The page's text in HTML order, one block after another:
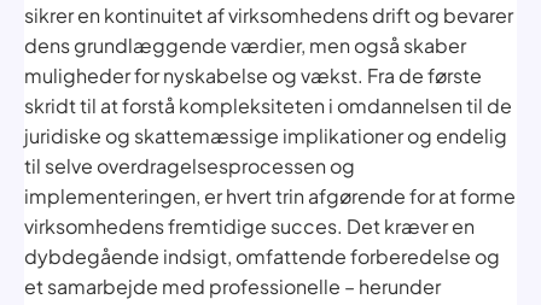
sikrer en kontinuitet af virksomhedens drift og bevarer
dens grundlæggende værdier, men også skaber
muligheder for nyskabelse og vækst. Fra de første
skridt til at forstå kompleksiteten i omdannelsen til de
juridiske og skattemæssige implikationer og endelig
til selve overdragelsesprocessen og
implementeringen, er hvert trin afgørende for at forme
virksomhedens fremtidige succes. Det kræver en
dybdegående indsigt, omfattende forberedelse og
et samarbejde med professionelle – herunder